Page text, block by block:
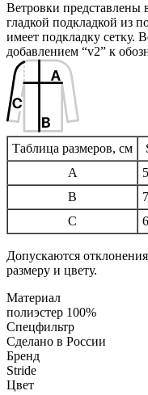
Ветровки представлены
гладкой подкладкой из
имеет подкладку сетку.
добавлением “v2” к
Таблица размеров, см
A
B
C
Допускаются
размеру и цвету.
Материал
полиэстер 100%
Спецфильтр
Сделано в России
Бренд
Stride
Цвет